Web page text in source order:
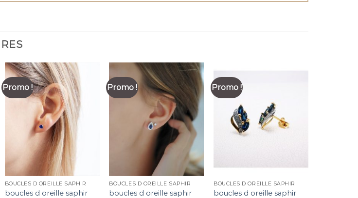
Promo !
BOUCLES D OREILLE SAPHIR
boucles d oreille saphir
Promo !
BOUCLES D OREILLE SAPHIR
boucles d oreille saphir
Promo !
BOUCLES D OREILLE SAPHIR
boucles d oreille saphir